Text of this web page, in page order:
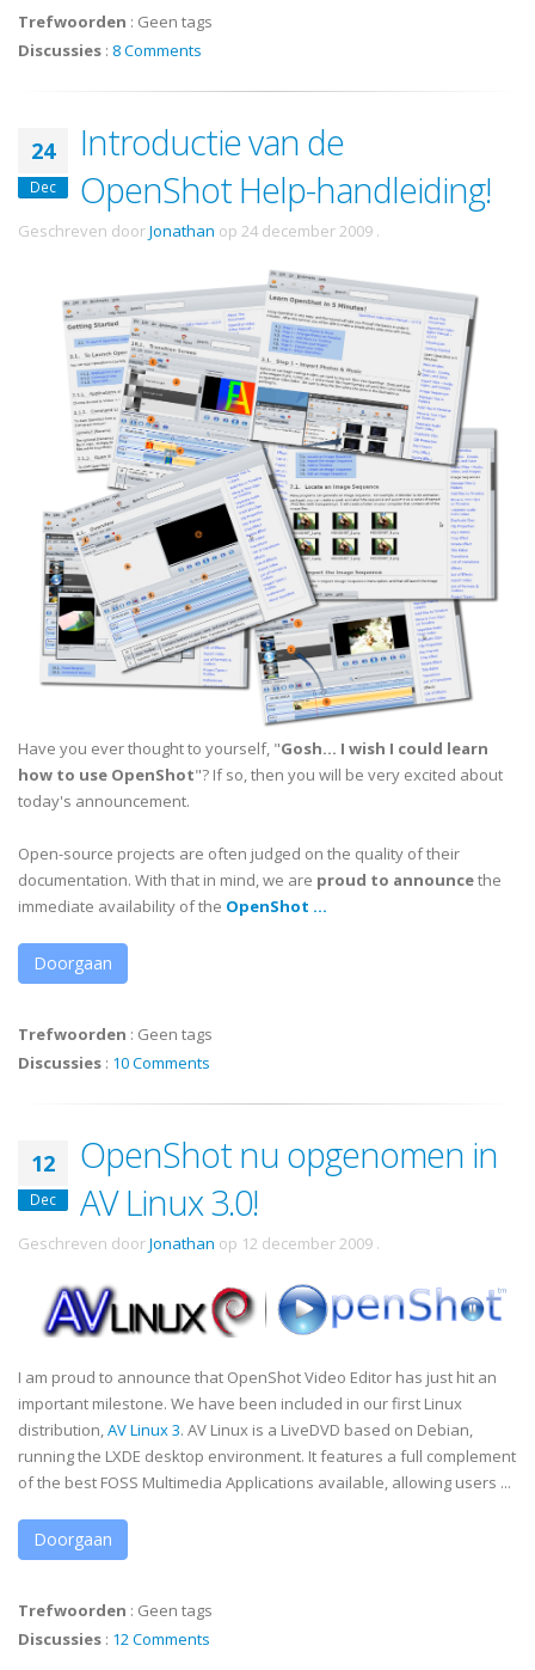
Trefwoorden : Geen tags
Discussies : 8 Comments
24
Dec
Introductie van de
OpenShot Help-handleiding!
Geschreven doorJonathan op 24 december 2009 .
Have you ever thought to yourself, "Gosh... I wish I could learn
how to use OpenShot"? If so, then you will be very excited about
today's announcement.
Open-source projects are often judged on the quality of their
documentation. With that in mind, we are proud to announcethe
immediate availability of the OpenShot ...
Doorgaan
Trefwoorden : Geen tags
Discussies : 10 Comments
12
Dec
OpenShot nu opgenomen in
AV Linux 3.0!
Geschreven doorJonathan op 12 december 2009 .
I am proud to announce that OpenShot Video Editor has just hit an
important milestone. We have been included in our first Linux
distribution,AV Linux 3. AV Linux is a LiveDVD based on Debian,
running the LXDE desktop environment. It features a full complement
of the best FOSS Multimedia Applications available, allowing users ...
Doorgaan
Trefwoorden : Geen tags
Discussies : 12 Comments